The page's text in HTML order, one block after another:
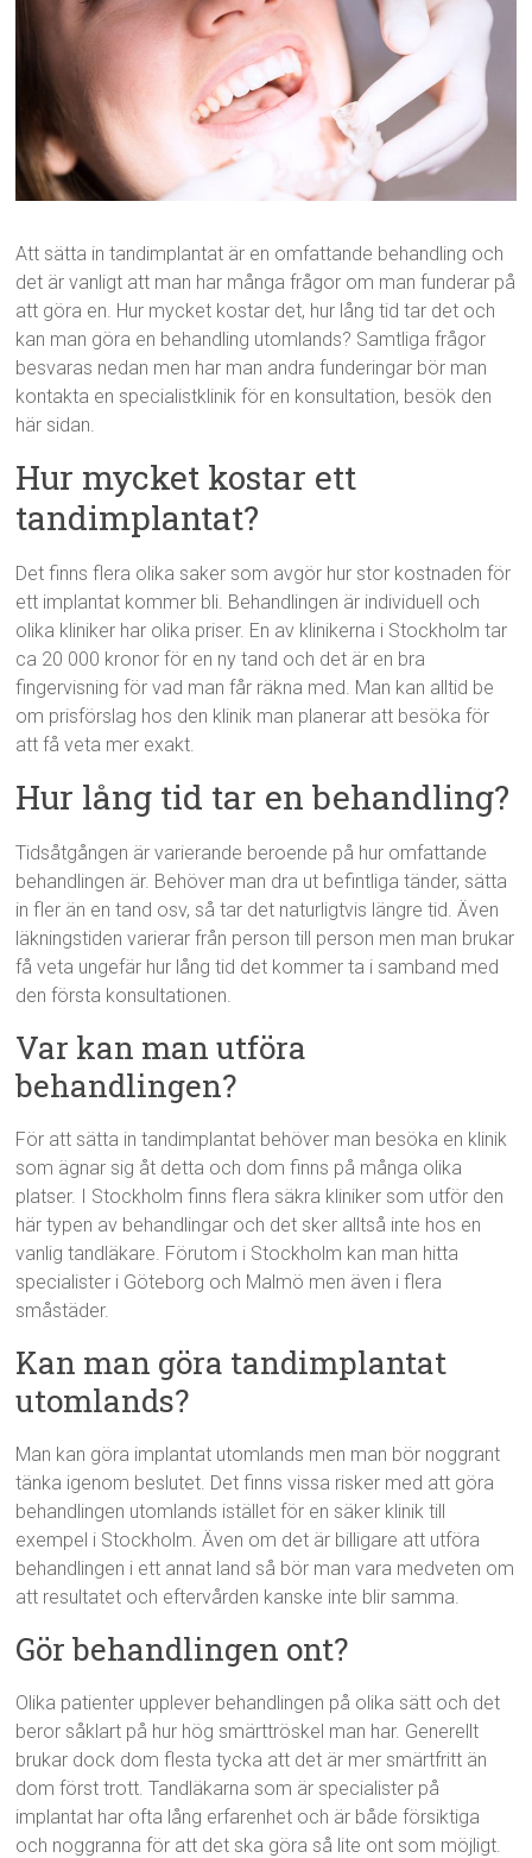
Att sätta in tandimplantat är en omfattande behandling och
det är vanligt att man har många frågor om man funderar på
att göra en. Hur mycket kostar det, hur lång tid tar det och
kan man göra en behandling utomlands? Samtliga frågor
besvaras nedan men har man andra funderingar bör man
kontakta en specialistklinik för en konsultation, besök den
här sidan.
Hur mycket kostar ett
tandimplantat?
Det finns flera olika saker som avgör hur stor kostnaden för
ett implantat kommer bli. Behandlingen är individuell och
olika kliniker har olika priser. En av klinikerna i Stockholm tar
ca 20 000 kronor för en ny tand och det är en bra
fingervisning för vad man får räkna med. Man kan alltid be
om prisförslag hos den klinik man planerar att besöka för
att få veta mer exakt.
Hur lång tid tar en behandling?
Tidsåtgången är varierande beroende på hur omfattande
behandlingen är. Behöver man dra ut befintliga tänder, sätta
in fler än en tand osv, så tar det naturligtvis längre tid. Även
läkningstiden varierar från person till person men man brukar
få veta ungefär hur lång tid det kommer ta i samband med
den första konsultationen.
Var kan man utföra
behandlingen?
För att sätta in tandimplantat behöver man besöka en klinik
som ägnar sig åt detta och dom finns på många olika
platser. I Stockholm finns flera säkra kliniker som utför den
här typen av behandlingar och det sker alltså inte hos en
vanlig tandläkare. Förutom i Stockholm kan man hitta
specialister i Göteborg och Malmö men även i flera
småstäder.
Kan man göra tandimplantat
utomlands?
Man kan göra implantat utomlands men man bör noggrant
tänka igenom beslutet. Det finns vissa risker med att göra
behandlingen utomlands istället för en säker klinik till
exempel i Stockholm. Även om det är billigare att utföra
behandlingen i ett annat land så bör man vara medveten om
att resultatet och eftervården kanske inte blir samma.
Gör behandlingen ont?
Olika patienter upplever behandlingen på olika sätt och det
beror såklart på hur hög smärttröskel man har. Generellt
brukar dock dom flesta tycka att det är mer smärtfritt än
dom först trott. Tandläkarna som är specialister på
implantat har ofta lång erfarenhet och är både försiktiga
och noggranna för att det ska göra så lite ont som möjligt.